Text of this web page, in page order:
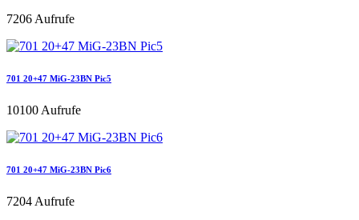
7206 Aufrufe
701 20+47 MiG-23BN Pic5
10100 Aufrufe
701 20+47 MiG-23BN Pic6
7204 Aufrufe